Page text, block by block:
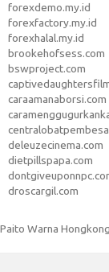
forexdemo.my.id
forexfactory.my.id
forexhalal.my.id
brookehofsess.com
bswproject.com
caraamanaborsi.com
deleuzecinema.com
dietpillspapa.com
droscargil.com
Paito Warna Hongkong